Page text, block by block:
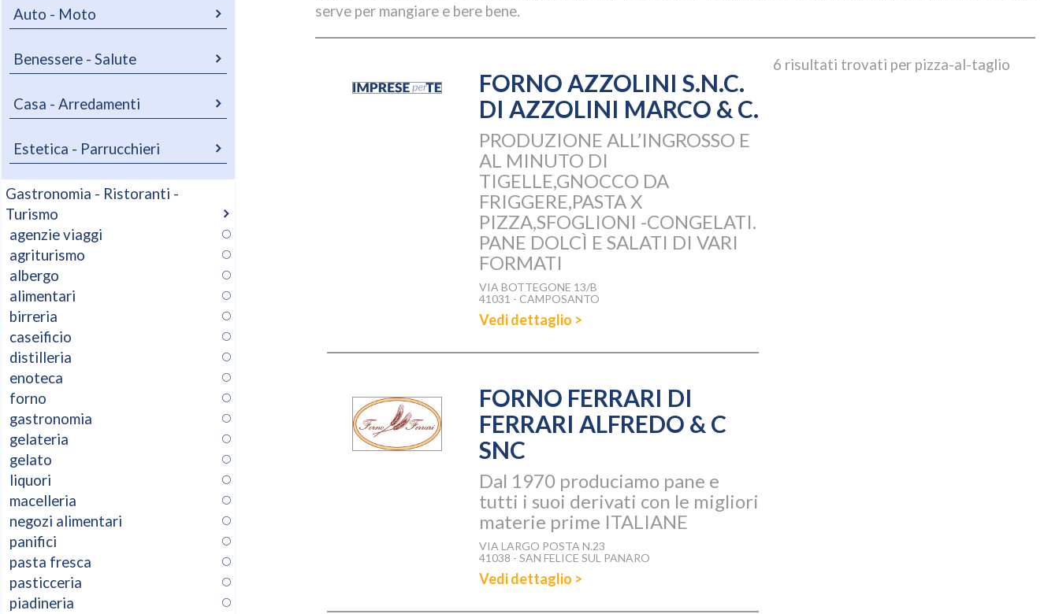
Auto - Moto
Benessere - Salute
Casa - Arredamenti
Estetica - Parrucchieri
Gastronomia - Ristoranti -
Turismo
agenzie viaggi
agriturismo
albergo
alimentari
birreria
caseificio
distilleria
enoteca
forno
gastronomia
gelateria
gelato
liquori
macelleria
negozi alimentari
panifici
pasta fresca
pasticceria
piadineria
serve per mangiare e bere bene.
6 risultati trovati per pizza-al-taglio
FORNO AZZOLINI S.N.C.
DI AZZOLINI MARCO & C.
PRODUZIONE ALL’INGROSSO E
AL MINUTO DI
TIGELLE,GNOCCO DA
FRIGGERE,PASTA X
PIZZA,SFOGLIONI -CONGELATI.
PANE DOLCÌ E SALATI DI VARI
FORMATI
VIA BOTTEGONE 13/B
41031 - CAMPOSANTO
Vedi dettaglio >
FORNO FERRARI DI
FERRARI ALFREDO & C
SNC
Dal 1970 produciamo pane e
tutti i suoi derivati con le migliori
materie prime ITALIANE
VIA LARGO POSTA N.23
41038 - SAN FELICE SUL PANARO
Vedi dettaglio >